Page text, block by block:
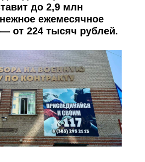
до 2,9 млн
ежемесячное
от 224 тысяч рублей.